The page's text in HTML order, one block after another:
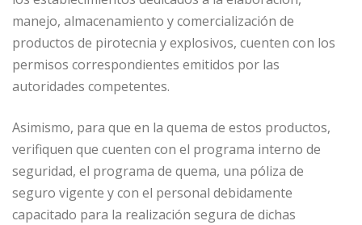
manejo, almacenamiento y comercialización de
productos de pirotecnia y explosivos, cuenten con los
permisos correspondientes emitidos por las
autoridades competentes.
Asimismo, para que en la quema de estos productos,
verifiquen que cuenten con el programa interno de
seguridad, el programa de quema, una póliza de
seguro vigente y con el personal debidamente
capacitado para la realización segura de dichas